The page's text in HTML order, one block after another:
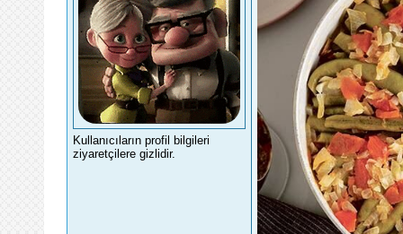
Kullanıcıların profil bilgileri
ziyaretçilere gizlidir.